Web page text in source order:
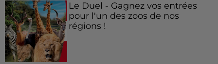
Le Duel - Gagnez vos entrées
pour l'un des zoos de nos
régions !